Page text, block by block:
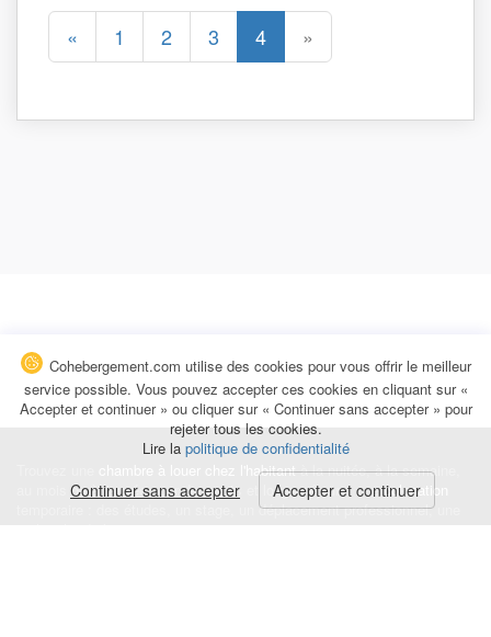
« 1 2 3 4 »
chambre à louer chez l'habitantà la nuitée, à la semaine,
au mois ou à l'année pour de courts et longs séjours, unecolocation
temporaire : des études, un stage, un déplacement professionnel, une
Cohebergement.com utilise des cookies pour vous offrir le meilleur
service possible. Vous pouvez accepter ces cookies en cliquant sur «
Accepter et continuer » ou cliquer sur « Continuer sans accepter » pour
rejeter tous les cookies.
Lire la politique de confidentialité
Continuer sans accepter Accepter et continuer